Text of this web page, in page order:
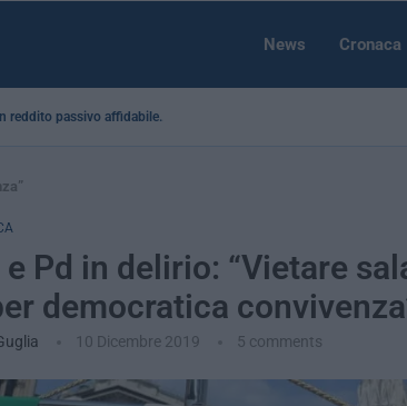
News Cronaca
passivo affidabile...
Pd in delirio: “Vietare
democratica
10 Dicembre 2019 5 comments